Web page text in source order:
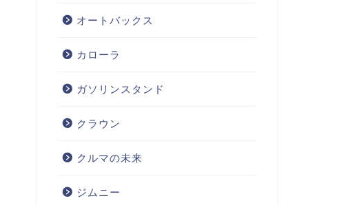
オートバックス
カローラ
ガソリンスタンド
クラウン
クルマの未来
ジムニー